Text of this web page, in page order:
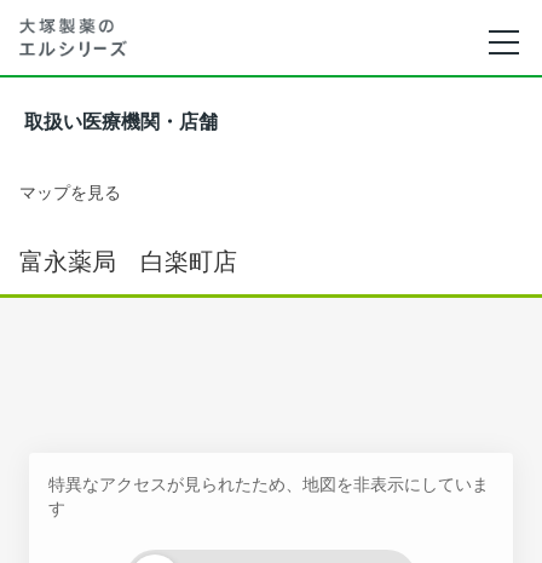
取扱い医療機関・店舗
マップを見る
富永薬局 白楽町店
特異なアクセスが見られたため、地図を非表示にしていま
す